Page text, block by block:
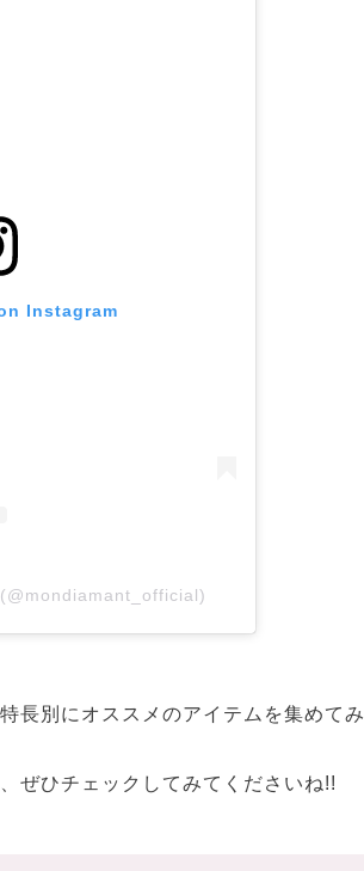
Instagram
長別にオススメのアイテムを集めてみ
ぜひチェックしてみてくださいね!!